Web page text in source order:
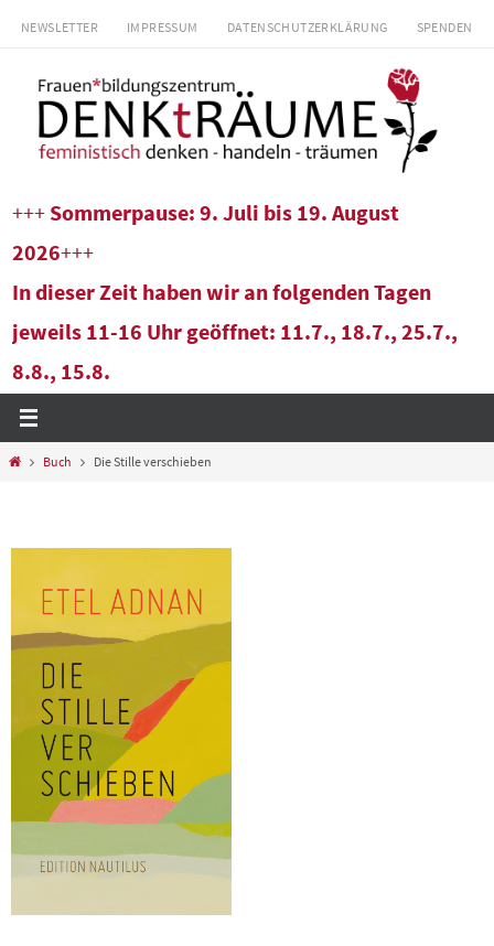
Zum
springen
NEWSLETTER IMPRESSUM DATENSCHUTZERKLÄRUNG SPENDEN
+++ Sommerpause: 9. Juli bis 19. August
2026+++
In dieser Zeit haben wir an folgenden Tagen
jeweils 11-16 Uhr geöffnet: 11.7., 18.7., 25.7.,
8.8., 15.8.
StartBuch Die Stille verschieben